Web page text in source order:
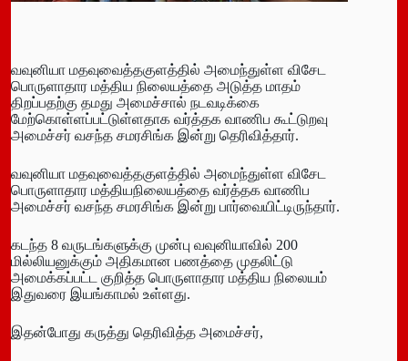
வவுனியா மதவுவைத்தகுளத்தில் அமைந்துள்ள விசேட
பொருளாதார மத்திய நிலையத்தை அடுத்த மாதம்
திறப்பதற்கு தமது அமைச்சால் நடவடிக்கை
மேற்கொள்ளப்பட்டுள்ளதாக வர்த்தக வாணிப கூட்டுறவு
அமைச்சர் வசந்த சமரசிங்க இன்று தெரிவித்தார்.
வவுனியா மதவுவைத்தகுளத்தில் அமைந்துள்ள விசேட
பொருளாதார மத்தியநிலையத்தை வர்த்தக வாணிப
அமைச்சர் வசந்த சமரசிங்க இன்று பார்வையிட்டிருந்தார்.
கடந்த 8 வருடங்களுக்கு முன்பு வவுனியாவில் 200
மில்லியனுக்கும் அதிகமான பணத்தை முதலிட்டு
அமைக்கப்பட்ட குறித்த பொருளாதார மத்திய நிலையம்
இதுவரை இயங்காமல் உள்ளது.
இதன்போது கருத்து தெரிவித்த அமைச்சர்,